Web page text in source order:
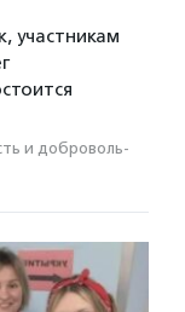
участникам
и доброволь­